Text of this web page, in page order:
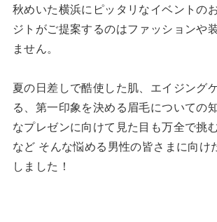
秋めいた横浜にピッタリなイベントの
ジトがご提案するのはファッションや
ません。
夏の日差しで酷使した肌、エイジング
る、第一印象を決める眉毛についての
なプレゼンに向けて見た目も万全で
など そんな悩める男性の皆さまに向け
しました！